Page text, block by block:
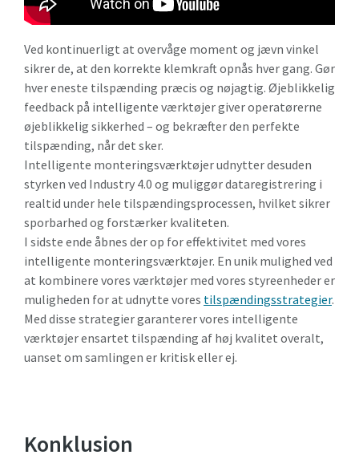
Ved kontinuerligt at overvåge moment og jævn vinkel
sikrer de, at den korrekte klemkraft opnås hver gang. Gør
hver eneste tilspænding præcis og nøjagtig. Øjeblikkelig
feedback på intelligente værktøjer giver operatørerne
øjeblikkelig sikkerhed – og bekræfter den perfekte
tilspænding, når det sker.
Intelligente monteringsværktøjer udnytter desuden
styrken ved Industry 4.0 og muliggør dataregistrering i
realtid under hele tilspændingsprocessen, hvilket sikrer
sporbarhed og forstærker kvaliteten.
I sidste ende åbnes der op for effektivitet med vores
intelligente monteringsværktøjer. En unik mulighed ved
at kombinere vores værktøjer med vores styreenheder er
muligheden for at udnytte vores tilspændingsstrategier.
Med disse strategier garanterer vores intelligente
værktøjer ensartet tilspænding af høj kvalitet overalt,
uanset om samlingen er kritisk eller ej.
Konklusion